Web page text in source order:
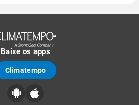
Baixe os apps
Climatempo